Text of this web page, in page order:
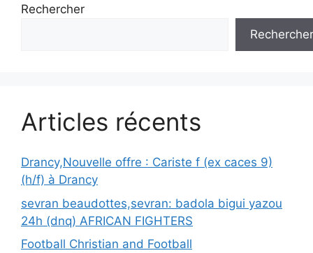
Rechercher
Rechercher
Articles récents
Drancy,Nouvelle offre : Cariste f (ex caces 9)
(h/f) à Drancy
sevran beaudottes,sevran: badola bigui yazou
24h (dnq) AFRICAN FIGHTERS
Football Christian and Football